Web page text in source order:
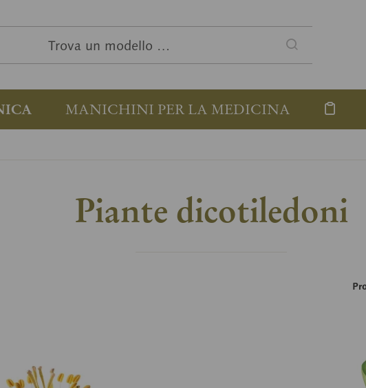
MANICHINI PER LA MEDICINA
Piante dicotiledoni